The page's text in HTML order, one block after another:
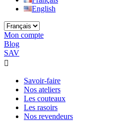
English
Mon compte
Blog
SAV

Savoir-faire
Nos ateliers
Les couteaux
Les rasoirs
Nos revendeurs